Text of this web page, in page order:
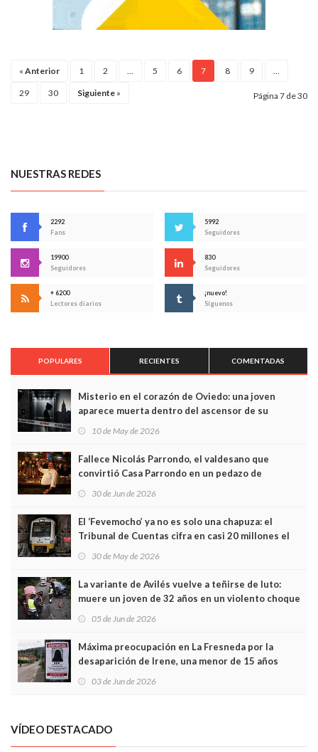
« Anterior 1 2 ... 5 6 7 8 9 ...
29 30 Siguiente » Página 7 de 30
NUESTRAS REDES
2292
Fans
5992
Seguidores
19900
Seguidores
830
Seguidores
+ 6200
Lectores diarios
¡nuevo!
Síguenos
POPULARES RECIENTES COMENTADAS
Misterio en el corazón de Oviedo: una joven
aparece muerta dentro del ascensor de su
edificio y las cámaras captan sus últimos minutos
10 de May de 2026
Fallece Nicolás Parrondo, el valdesano que
convirtió Casa Parrondo en un pedazo de
Asturias en Madrid
30 de Jun de 2026
El ‘Fevemocho’ ya no es solo una chapuza: el
Tribunal de Cuentas cifra en casi 20 millones el
sobrecoste de los trenes que no cabían por los
30 de May de 2026
La variante de Avilés vuelve a teñirse de luto:
muere un joven de 32 años en un violento choque
frontal
05 de Jun de 2026
Máxima preocupación en La Fresneda por la
desaparición de Irene, una menor de 15 años
03 de Jun de 2026
VÍDEO DESTACADO